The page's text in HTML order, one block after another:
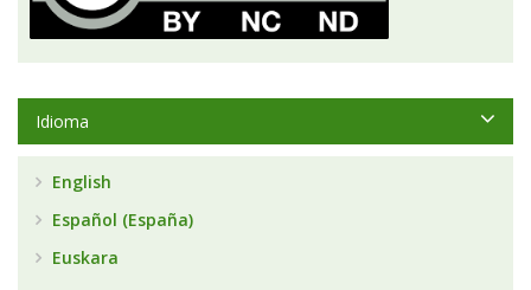
Idioma
English
Español (España)
Euskara